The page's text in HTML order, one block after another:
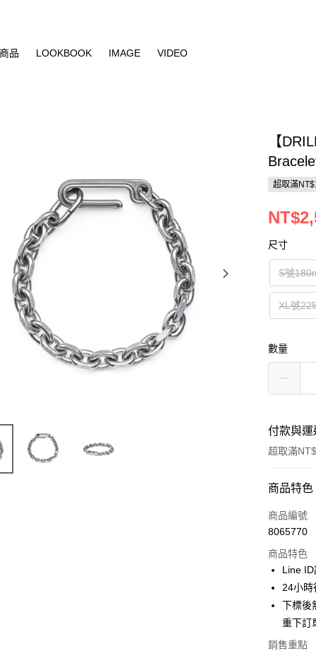
品 LOOKBOOK IMAGE VIDEO
【
超取滿
尺寸
S號
XL號
數量
付款與
超取滿
付款方式
信用卡一
3 期
合作金
華南商
國泰世
臺灣中
超商取貨
Apple Pay
商品特色
商品編號
8065770
商品特色
Line
24小時
下標後
重下訂
銷售重點